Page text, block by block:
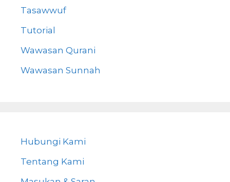
Tasawwuf
Tutorial
Wawasan Qurani
Wawasan Sunnah
Hubungi Kami
Tentang Kami